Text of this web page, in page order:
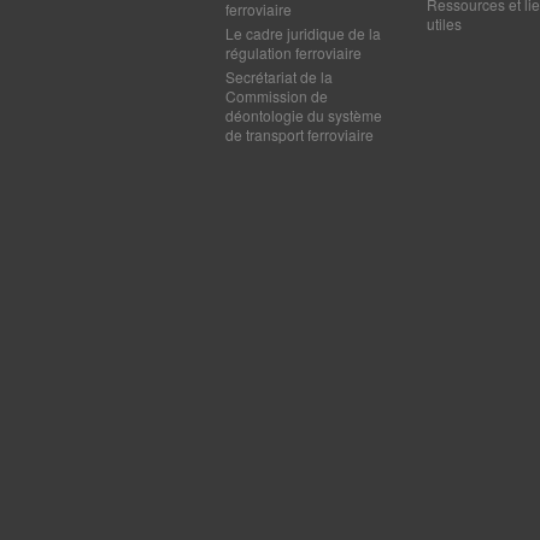
ferroviaire
Le cadre juridique de la
régulation ferroviaire
Secrétariat de la
Commission de
déontologie du système
de transport ferroviaire
Ressources et
utiles